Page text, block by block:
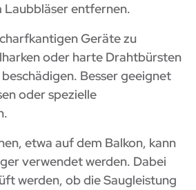
Laubbläser entfernen.
Geräte zu
oder harte Drahtbürsten
Besser geeignet
oder spezielle
etwa auf dem Balkon, kann
verwendet werden. Dabei
werden, ob die Saugleistung